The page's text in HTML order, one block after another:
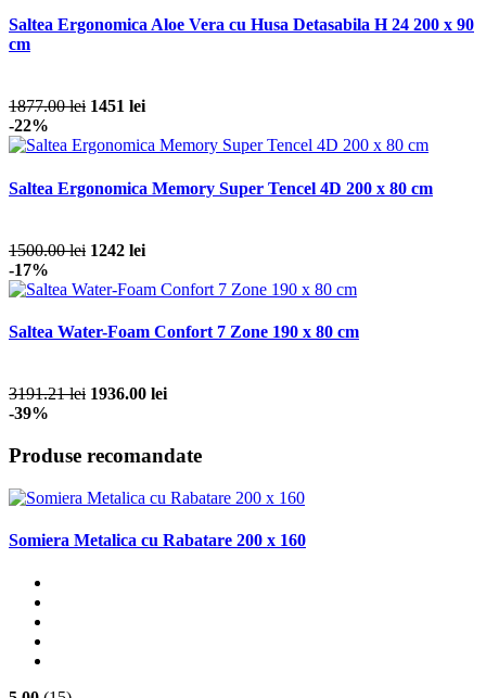
Saltea Ergonomica Aloe Vera cu Husa Detasabila H 24 200 x 90
cm
1877.00 lei 1451 lei
-22%
Saltea Ergonomica Memory Super Tencel 4D 200 x 80 cm
1500.00 lei 1242 lei
-17%
Saltea Water-Foam Confort 7 Zone 190 x 80 cm
3191.21 lei 1936.00 lei
-39%
Produse recomandate
Somiera Metalica cu Rabatare 200 x 160